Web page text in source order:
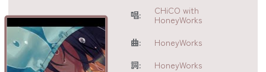
唱: CHiCO with
HoneyWorks
曲:
HoneyWorks
詞:
HoneyWorks